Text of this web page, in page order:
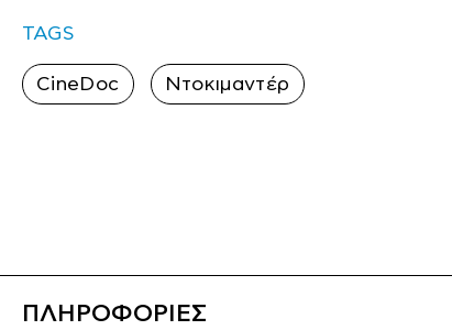
TAGS
CineDoc Ντοκιμαντέρ
ΠΛΗΡΟΦΟΡΙΕΣ